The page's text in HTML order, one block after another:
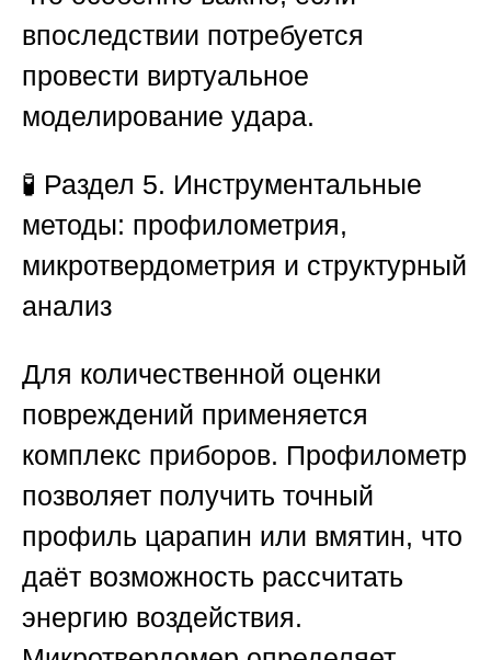
впоследствии потребуется
провести виртуальное
моделирование удара.
🧪 Раздел 5. Инструментальные
методы: профилометрия,
микротвердометрия и структурный
анализ
Для количественной оценки
повреждений применяется
комплекс приборов. Профилометр
позволяет получить точный
профиль царапин или вмятин, что
даёт возможность рассчитать
энергию воздействия.